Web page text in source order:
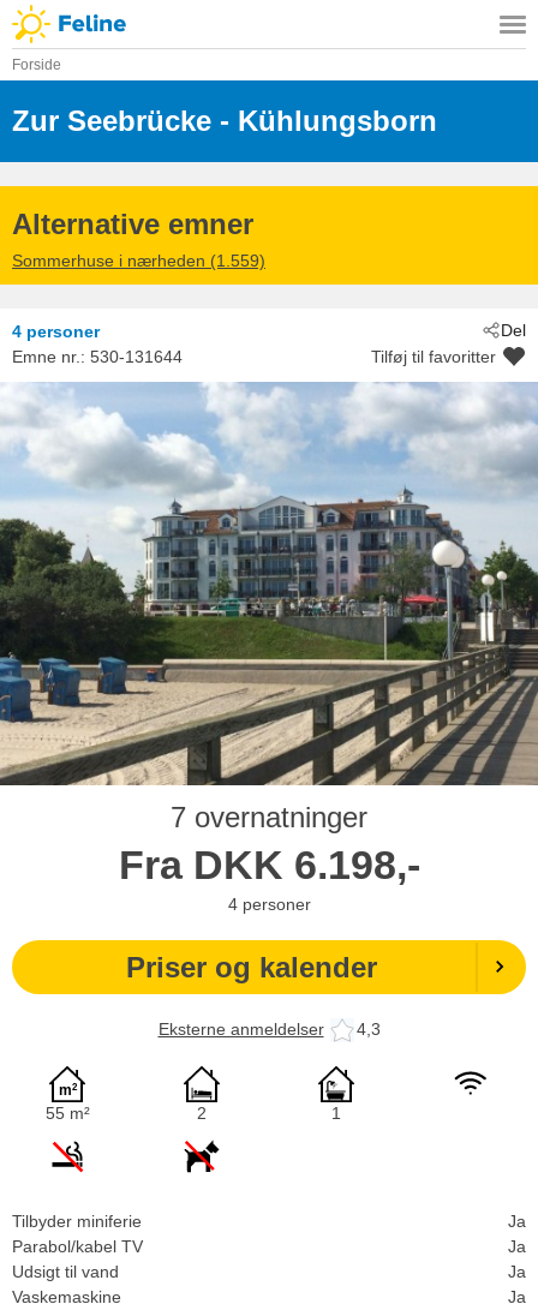
Forside
Zur Seebrücke
- 18225
- Kühlungsborn
Alternative emner
Sommerhuse i nærheden (1.559)
Del
4 personer
Emne nr.: 530-131644 Tilføj til favoritter
7 overnatninger
Fra DKK 6.198,-
4 personer
Priser og kalender
Eksterne anmeldelser 4,3
55 m² 2 1
Tilbyder miniferie
Ja
Parabol/kabel TV
Ja
Udsigt til vand
Ja
Vaskemaskine
Ja